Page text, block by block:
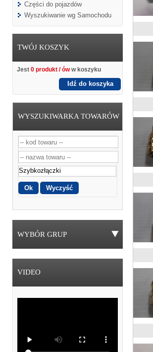
Części do pojazdów
Wyszukiwanie wg Samochodu
TWÓJ KOSZYK
Jest 0 produkt / óww koszyku
Idź do koszyka
WYSZUKIWARKA TOWARÓW
WYBÓR GRUP
VIDEO